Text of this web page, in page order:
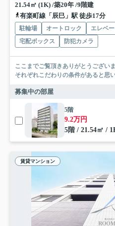
21.54㎡ (1K) /築20年 /9階建
有楽町線「辰巳」駅 徒歩17分
駐輪場 オートロック エレベ
宅配ボックス
防犯カメラ
ここまでご覧頂きありがとうございます。 お部屋探しの際には
それぞれこだわりの条件があると思
募集中の部屋
5階
9.2万円
5階 / 21.54㎡ /
賃貸マンション